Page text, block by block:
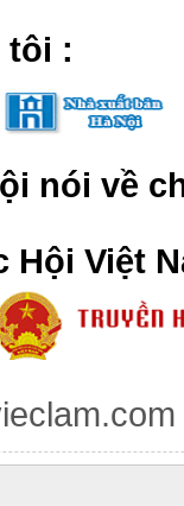
tôi :
nói về
Hội Việt